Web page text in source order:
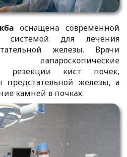
оснащена современной
системой для лечения
железы. Врачи
резекции кист почек,
предстательной железы, а
камней в почках.